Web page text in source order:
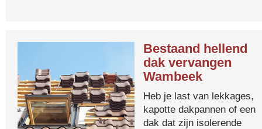
Bestaand hellend
dak vervangen
Wambeek
Heb je last van lekkages,
kapotte dakpannen of een
dak dat zijn isolerende